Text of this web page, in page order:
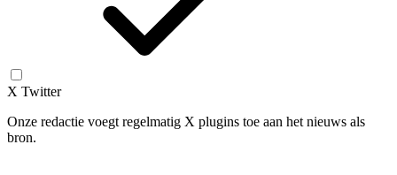
X Twitter
Onze redactie voegt regelmatig X plugins toe aan het nieuws als
bron.